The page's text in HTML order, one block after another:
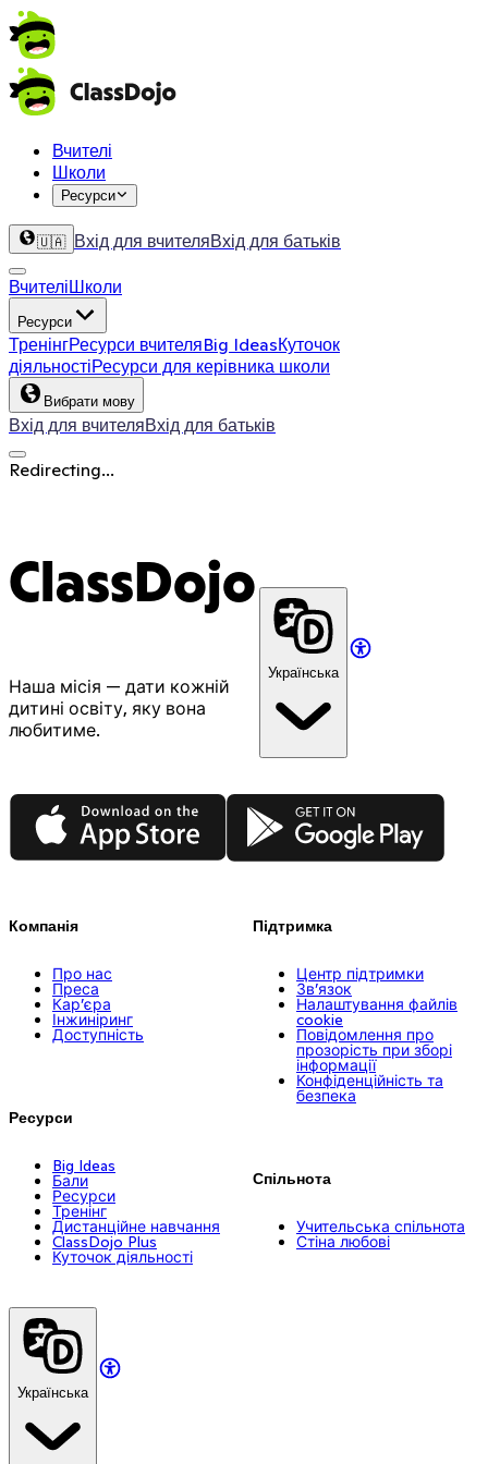
Вчителі
Школи
Ресурси
🇺🇦 Вхід для вчителяВхід для батьків
ВчителіШколи
Ресурси
ТренінгРесурси вчителяBig IdeasКуточок
діяльностіРесурси для керівника школи
Вибрати мову
Вхід для вчителяВхід для батьків
Redirecting...
ClassDojo
Наша місія — дати кожній
дитині освіту, яку вона
любитиме.
Українська
App Store Google Play
Компанія
Про нас
Преса
Кар’єра
Інжиніринг
Доступність
Ресурси
Big Ideas
Бали
Ресурси
Тренінг
Дистанційне навчання
ClassDojo Plus
Куточок діяльності
Підтримка
Центр підтримки
Зв’язок
Налаштування файлів
cookie
Повідомлення про
прозорість при зборі
інформації
Конфіденційність та
безпека
Спільнота
Учительська спільнота
Стіна любові
Українська